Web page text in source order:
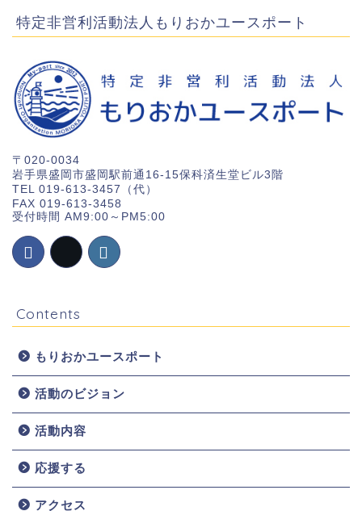
特定非営利活動法人もりおかユースポート
〒020-0034
岩手県盛岡市盛岡駅前通16-15保科済生堂ビル3階
TEL 019-613-3457（代）
FAX 019-613-3458
受付時間 AM9:00～PM5:00
Contents
もりおかユースポート
活動のビジョン
活動内容
応援する
アクセス
ホーム